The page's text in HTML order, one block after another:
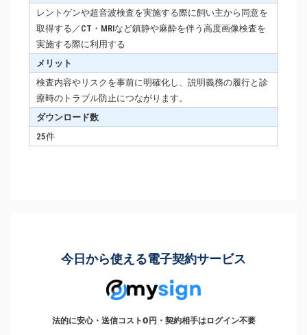
レントゲンや超音波検査を実施する際に飼い主から同意を
取得する／CT・MRIなど鎮静や麻酔を伴う高度画像検査を
実施する際に利用する
メリット
検査内容やリスクを事前に明確化し、説明義務の履行と診
療時のトラブル防止につながります。
ダウンロード数
25件
今日から使える電子契約サービス
法的に安心・送信コスト0円・契約相手はログイン不要